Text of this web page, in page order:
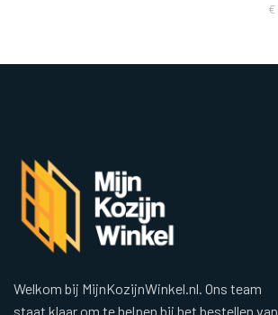
€
Welkom bij MijnKozijnWinkel.nl. Ons team
staat klaar om te helpen bij het bestellen van